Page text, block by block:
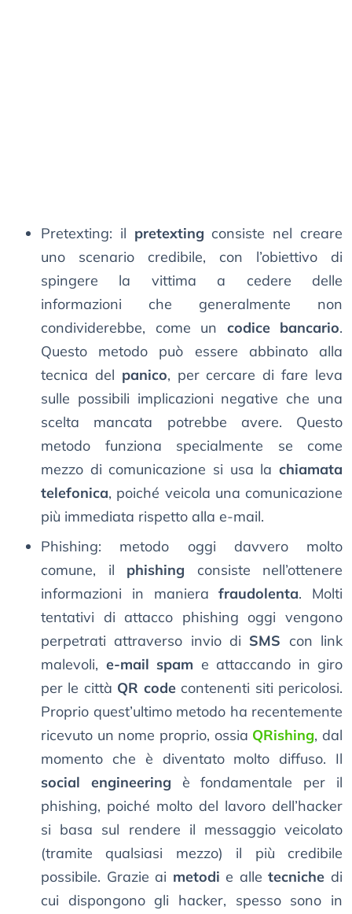
Pretexting: il pretexting consiste nel creare
uno scenario credibile, con l’obiettivo di
spingere la vittima a cedere delle
informazioni che generalmente non
condividerebbe, come un codice bancario.
Questo metodo può essere abbinato alla
tecnica del panico, per cercare di fare leva
sulle possibili implicazioni negative che una
scelta mancata potrebbe avere. Questo
metodo funziona specialmente se come
mezzo di comunicazione si usa la chiamata
telefonica, poiché veicola una comunicazione
più immediata rispetto alla e-mail.
Phishing: metodo oggi davvero molto
comune, il phishing consiste nell’ottenere
informazioni in manierafraudolenta. Molti
tentativi di attacco phishing oggi vengono
perpetrati attraverso invio di SMS con link
malevoli, e-mail spam e attaccando in giro
per le città QR codecontenenti siti pericolosi.
Proprio quest’ultimo metodo ha recentemente
ricevuto un nome proprio, ossia QRishing, dal
momento che è diventato molto diffuso. Il
social engineering è fondamentale per il
phishing, poiché molto del lavoro dell’hacker
si basa sul rendere il messaggio veicolato
(tramite qualsiasi mezzo) il più credibile
possibile. Grazie ai metodi e alletecniche di
cui dispongono gli hacker, spesso sono in